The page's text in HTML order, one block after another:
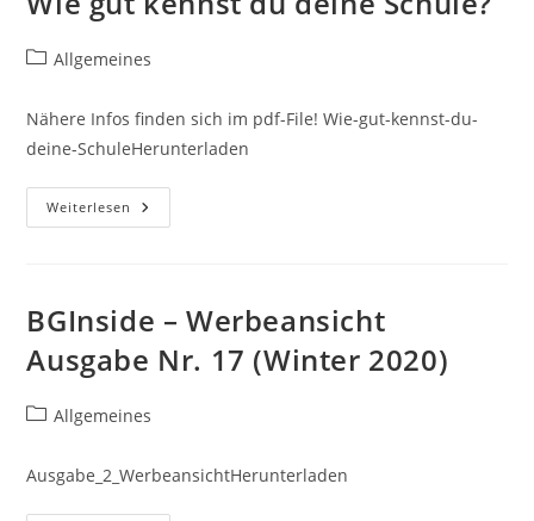
Beitrags-
Allgemeines
Nähere Infos finden sich im pdf-File! Wie-gut-kennst-du-
deine-SchuleHerunterladen
Weiterlesen Rätsel
Mit
Kennst
Du
Schule?
BGInside – Werbeansicht
Ausgabe Nr. 17 (Winter 2020)
Beitrags-
Allgemeines
Ausgabe_2_WerbeansichtHerunterladen